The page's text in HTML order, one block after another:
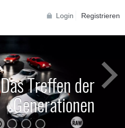
Login Registrieren
Das Treffen der
Generationen